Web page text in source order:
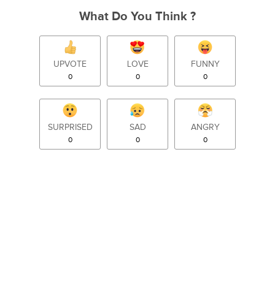
What Do You Think ?
UPVOTE
0
LOVE
0
FUNNY
0
SURPRISED
0
SAD
0
ANGRY
0